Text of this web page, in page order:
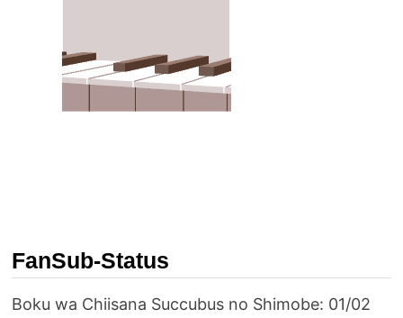
FanSub-Status
Boku wa Chiisana Succubus no Shimobe: 01/02